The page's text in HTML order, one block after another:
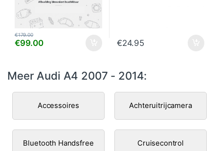
€99.00
€179.00
€24.95
Meer Audi A4 2007 - 2014:
Accessoires Achteruitrijcamera
Bluetooth Handsfree Cruisecontrol